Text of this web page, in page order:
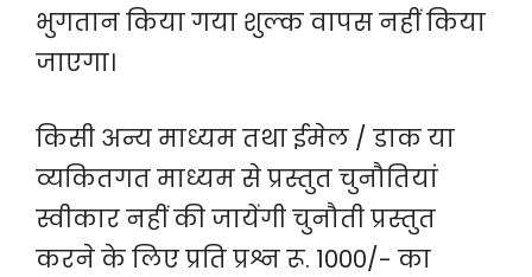
भुगतान किया गया शुल्क वापस नहीं किया
जाएगा।
किसी अन्य माध्यम तथा ईमेल / डाक या
व्यकितगत माध्यम से प्रस्तुत चुनौतियां
स्वीकार नहीं की जायेंगी चुनौती प्रस्तुत
करने के लिए प्रति प्रश्न रू. 1000/- का